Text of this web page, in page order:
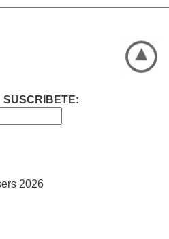
SUSCRIBETE:
2026